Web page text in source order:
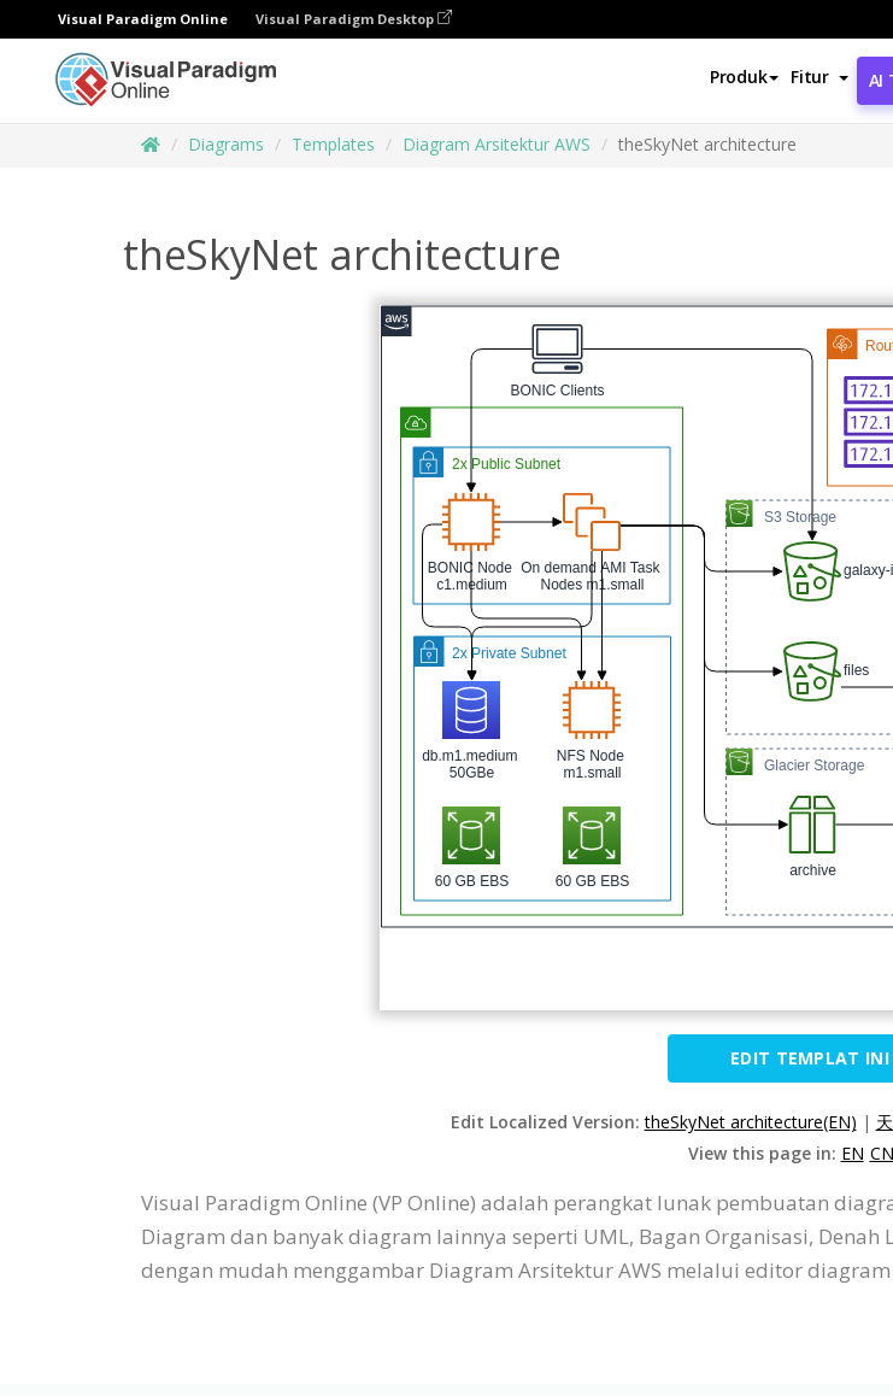
Visual Paradigm Online Visual Paradigm Desktop
Produk Fitur AI
Diagrams Templates Diagram Arsitektur AWS theSkyNet architecture
theSkyNet architecture
EDIT TEMPLAT INI
Edit Localized Version:theSkyNet architecture(EN) |
View this page in: EN CN
Visual Paradigm Online (VP Online) adalah perangkat lunak pembuatan
Diagram dan banyak diagram lainnya seperti UML, Bagan Organisasi,
dengan mudah menggambar Diagram Arsitektur AWS melalui editor